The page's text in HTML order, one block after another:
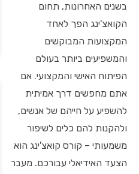
בשנים האחרונות, תחום
הקואצ'ינג הפך לאחד
המקצועות המבוקשים
והמשפיעים ביותר בעולם
הפיתוח האישי והמקצועי. אם
אתם מחפשים דרך אמיתית
להשפיע על חייהם של אנשים,
ולהקנות להם כלים לשיפור
משמעותי – קורס קואצ'ינג הוא
הצעד האידיאלי עבורכם. מעבר